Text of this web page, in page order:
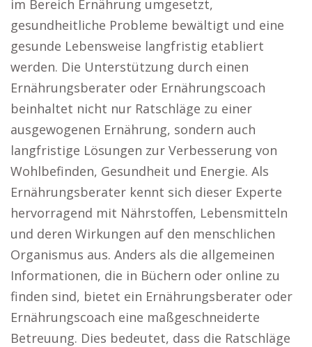
im Bereich Ernährung umgesetzt,
gesundheitliche Probleme bewältigt und eine
gesunde Lebensweise langfristig etabliert
werden. Die Unterstützung durch einen
Ernährungsberater oder Ernährungscoach
beinhaltet nicht nur Ratschläge zu einer
ausgewogenen Ernährung, sondern auch
langfristige Lösungen zur Verbesserung von
Wohlbefinden, Gesundheit und Energie. Als
Ernährungsberater kennt sich dieser Experte
hervorragend mit Nährstoffen, Lebensmitteln
und deren Wirkungen auf den menschlichen
Organismus aus. Anders als die allgemeinen
Informationen, die in Büchern oder online zu
finden sind, bietet ein Ernährungsberater oder
Ernährungscoach eine maßgeschneiderte
Betreuung. Dies bedeutet, dass die Ratschläge